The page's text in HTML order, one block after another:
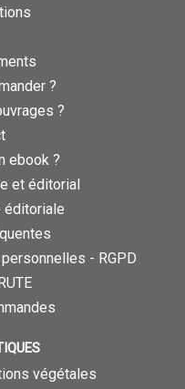
?
?
ebook ?
et éditorial
éditoriale
- RGPD
végétales